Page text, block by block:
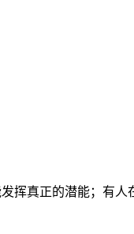
挥真正的潜能；有人